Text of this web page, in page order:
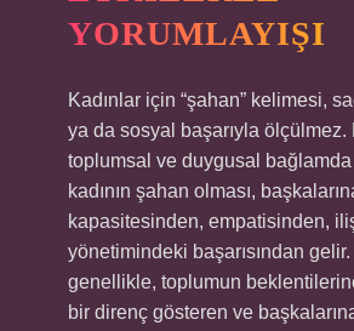
YORUMLAYIŞI
Kadınlar için “şahan” kelimesi,
ya da sosyal başarıyla ölçülmez.
toplumsal ve duygusal
kadının şahan olması,
kapasitesinden, empatisinden,
yönetimindeki başarısından gelir.
genellikle, toplumun
bir direnç gösteren ve